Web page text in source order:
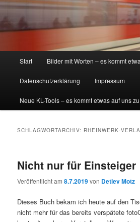
Start Bilder mit Worten – es kommt
Datenschutzerklärung Impressum
Neue KL-Tools – es kommt etwas auf uns zu
SCHLAGWORTARCHIV: RHEINWERK-
Nicht nur für Einsteiger
Veröffentlicht am8.7.2019von Detlev Motz
Dieses Buch bekam ich heute auf den
nicht mehr für das bereits verspätete